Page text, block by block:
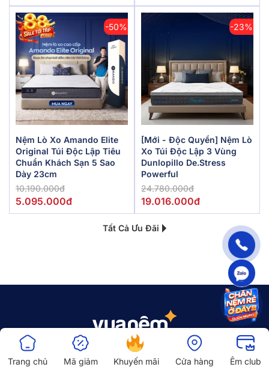
-50%
Nệm Lò Xo Amando Elite
Original Túi Độc Lập Tiêu
Chuẩn Khách Sạn 5 Sao
Dày 23cm
10.190.000đ
5.095.000đ
-23%
[Mới - Độc Quyền] Nệm Lò
Xo Túi Độc Lập 3 Vùng
Dunlopillo De.Stress
Powerful
24.780.000đ
19.016.000đ
Tất Cả Ưu Đãi
Trang chủ Mã giảm Khuyến mãi Cửa hàng Êm club